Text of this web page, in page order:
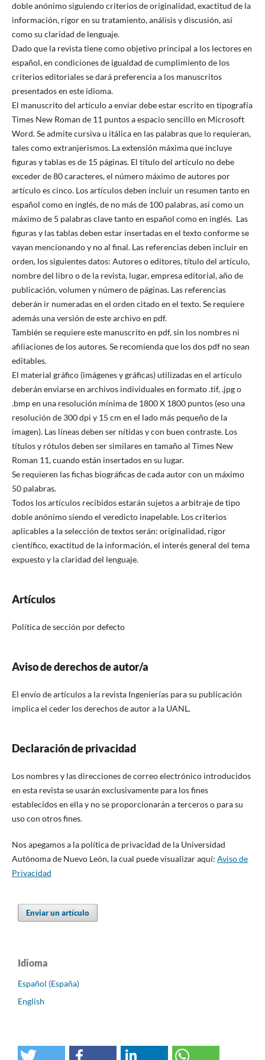
doble anónimo siguiendo criterios de originalidad, exactitud de la
información, rigor en su tratamiento, análisis y discusión, así
como su claridad de lenguaje.
Dado que la revista tiene como objetivo principal a los lectores en
español, en condiciones de igualdad de cumplimiento de los
criterios editoriales se dará preferencia a los manuscritos
presentados en este idioma.
El manuscrito del artículo a enviar debe estar escrito en tipografía
Times New Roman de 11 puntos a espacio sencillo en Microsoft
Word. Se admite cursiva u itálica en las palabras que lo requieran,
tales como extranjerismos. La extensión máxima que incluye
figuras y tablas es de 15 páginas. El título del artículo no debe
exceder de 80 caracteres, el número máximo de autores por
artículo es cinco. Los artículos deben incluir un resumen tanto en
español como en inglés, de no más de 100 palabras, así como un
máximo de 5 palabras clave tanto en español como en inglés. Las
figuras y las tablas deben estar insertadas en el texto conforme se
vayan mencionando y no al final. Las referencias deben incluir en
orden, los siguientes datos: Autores o editores, título del artículo,
nombre del libro o de la revista, lugar, empresa editorial, año de
publicación, volumen y número de páginas. Las referencias
deberán ir numeradas en el orden citado en el texto. Se requiere
además una versión de este archivo en pdf.
También se requiere este manuscrito en pdf, sin los nombres ni
afiliaciones de los autores. Se recomienda que los dos pdf no sean
editables.
El material gráfico (imágenes y gráficas) utilizadas en el artículo
deberán enviarse en archivos individuales en formato .tif, .jpg o
.bmp en una resolución mínima de 1800 X 1800 puntos (eso una
resolución de 300 dpi y 15 cm en el lado más pequeño de la
imagen). Las líneas deben ser nítidas y con buen contraste. Los
títulos y rótulos deben ser similares en tamaño al Times New
Roman 11, cuando están insertados en su lugar.
Se requieren las fichas biográficas de cada autor con un máximo
50 palabras.
Todos los artículos recibidos estarán sujetos a arbitraje de tipo
doble anónimo siendo el veredicto inapelable. Los criterios
aplicables a la selección de textos serán: originalidad, rigor
científico, exactitud de la información, el interés general del tema
expuesto y la claridad del lenguaje.
Artículos
Política de sección por defecto
Aviso de derechos de autor/a
El envío de artículos a la revista Ingenierías para su publicación
implica el ceder los derechos de autor a la UANL.
Declaración de privacidad
Los nombres y las direcciones de correo electrónico introducidos
en esta revista se usarán exclusivamente para los fines
establecidos en ella y no se proporcionarán a terceros o para su
uso con otros fines.
Nos apegamos a la política de privacidad de la Universidad
Autónoma de Nuevo León, la cual puede visualizar aquí: Aviso de
Privacidad
Enviar un artículo
Idioma
Español (España)
English